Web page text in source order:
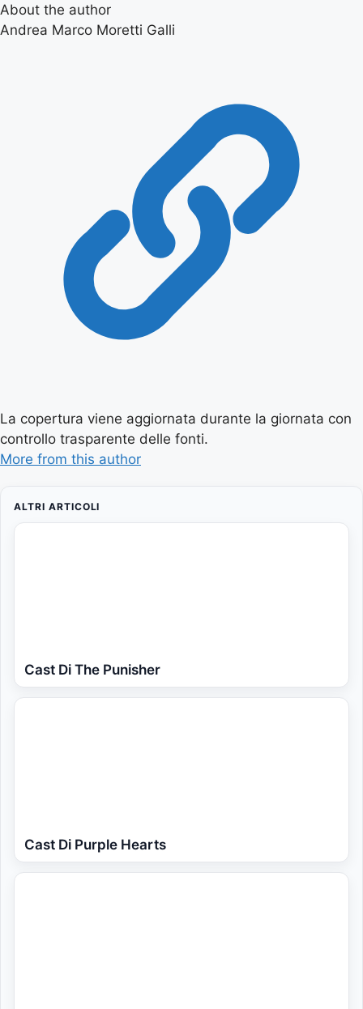
About the author
Andrea Marco Moretti Galli
La copertura viene aggiornata durante la giornata con
controllo trasparente delle fonti.
More from this author
ALTRI ARTICOLI
Cast Di The Punisher
Cast Di Purple Hearts